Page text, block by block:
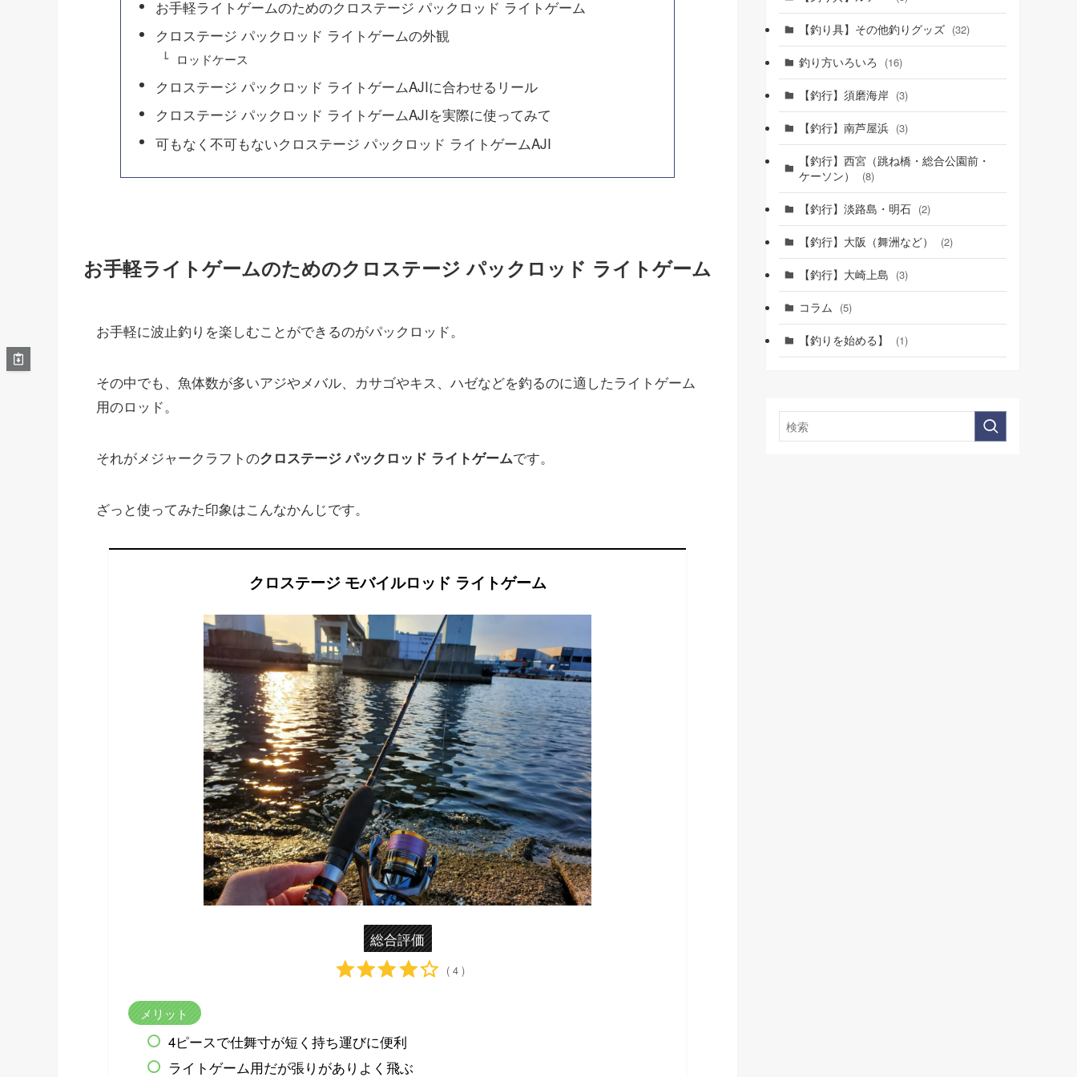
お手軽ライトゲームのためのクロステージ パックロッド ライトゲーム
クロステージ パックロッド ライトゲームの外観
ロッドケース
クロステージ パックロッド ライトゲームAJIに合わせるリール
クロステージ パックロッド ライトゲームAJIを実際に使ってみて
可もなく不可もないクロステージ パックロッド ライトゲームAJI
お手軽ライトゲームのためのクロステージ パックロッド ライトゲーム
お手軽に波止釣りを楽しむことができるのがパックロッド。
その中でも、魚体数が多いアジやメバル、カサゴやキス、ハゼなどを釣るのに適したライトゲーム
用のロッド。
それがメジャークラフトのクロステージ パックロッド ライトゲームです。
ざっと使ってみた印象はこんなかんじです。
クロステージ モバイルロッド ライトゲーム
総合評価
( 4 )
メリット
4ピースで仕舞寸が短く持ち運びに便利
ライトゲーム用だが張りがありよく飛ぶ
【釣り具】その他釣りグッズ (32)
釣り方いろいろ (16)
【釣行】須磨海岸 (3)
【釣行】南芦屋浜 (3)
【釣行】西宮（跳ね橋・総合公園前・
ケーソン）
(8)
【釣行】淡路島・明石 (2)
【釣行】大阪（舞洲など） (2)
【釣行】大崎上島 (3)
コラム (5)
【釣りを始める】 (1)